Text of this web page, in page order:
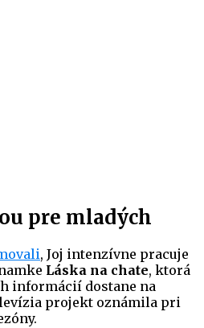
pre mladých
, Joj intenzívne pracuje
Láska na chate, ktorá
informácií dostane na
projekt oznámila pri